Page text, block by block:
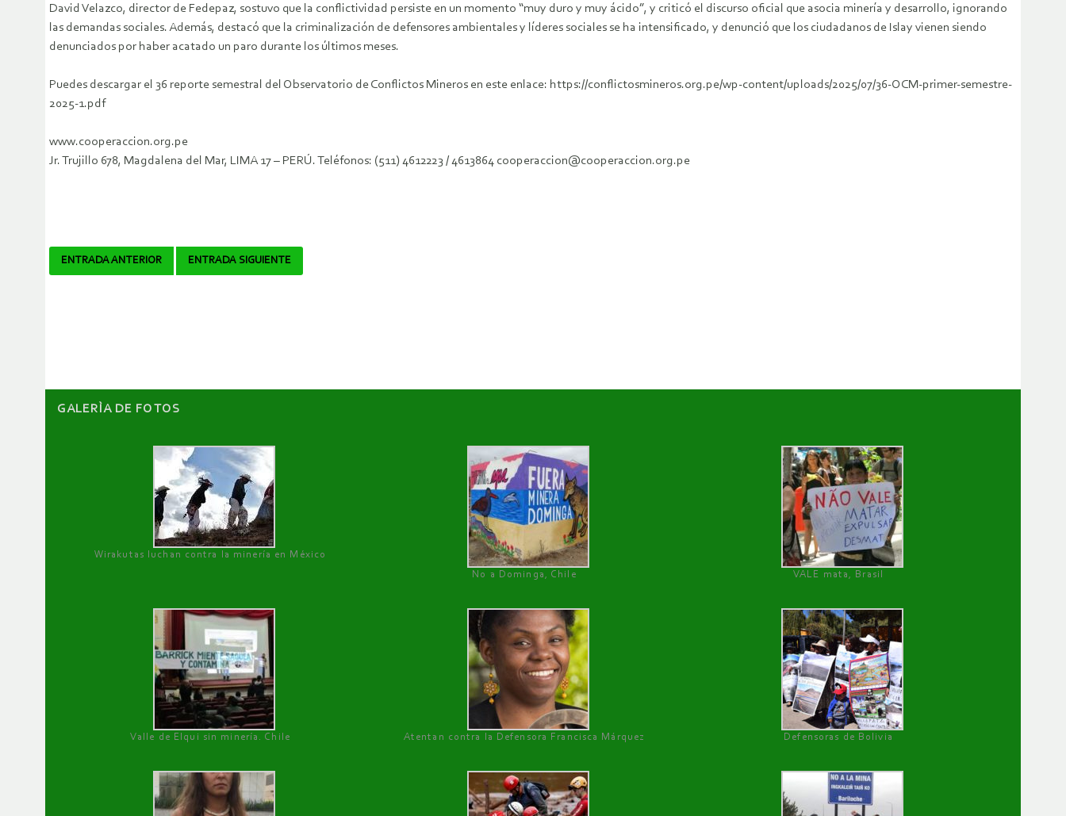
David Velazco, director de Fedepaz, sostuvo que la conflictividad persiste en un momento “muy duro y muy ácido”, y criticó el discurso oficial que asocia minería y desarrollo, ignorando
las demandas sociales. Además, destacó que la criminalización de defensores ambientales y líderes sociales se ha intensificado, y denunció que los ciudadanos de Islay vienen siendo
denunciados por haber acatado un paro durante los últimos meses.
Puedes descargar el 36 reporte semestral del Observatorio de Conflictos Mineros en este enlace: https://conflictosmineros.org.pe/wp-content/uploads/2025/07/36-OCM-primer-semestre-
2025-1.pdf
www.cooperaccion.org.pe
Jr. Trujillo 678, Magdalena del Mar, LIMA 17 – PERÚ. Teléfonos: (511) 4612223 / 4613864 cooperaccion@cooperaccion.org.pe
Navegador
ENTRADA ANTERIOR ENTRADA SIGUIENTE
GALERÌA DE FOTOS
Wirakutas luchan contra la minería en México
No a Dominga, Chile
VALE mata, Brasil
Valle de Elqui sin minería. Chile Atentan contra la Defensora Francisca Márquez Defensoras de Bolivia